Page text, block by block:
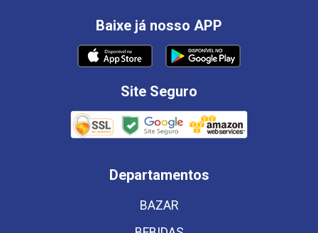
Baixe já nosso APP
Site Seguro
Departamentos
BAZAR